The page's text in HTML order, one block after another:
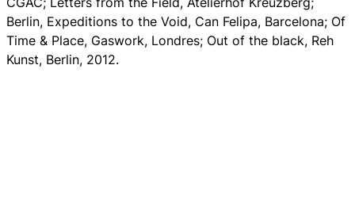
Berlin, Expeditions to the Void, Can Felipa, Barcelona; Of
Time & Place, Gaswork, Londres; Out of the black, Reh
Kunst, Berlin, 2012.